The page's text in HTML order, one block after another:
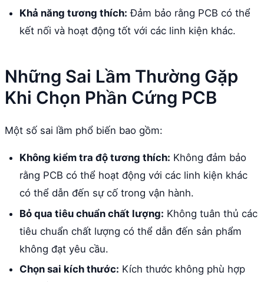
Khả năng tương thích: Đảm bảo rằng PCB có thể
kết nối và hoạt động tốt với các linh kiện khác.
Những Sai Lầm Thường Gặp
Khi Chọn Phần Cứng PCB
Một số sai lầm phổ biến bao gồm:
Không kiểm tra độ tương thích: Không đảm bảo
rằng PCB có thể hoạt động với các linh kiện khác
có thể dẫn đến sự cố trong vận hành.
Bỏ qua tiêu chuẩn chất lượng: Không tuân thủ các
tiêu chuẩn chất lượng có thể dẫn đến sản phẩm
không đạt yêu cầu.
Chọn sai kích thước: Kích thước không phù hợp